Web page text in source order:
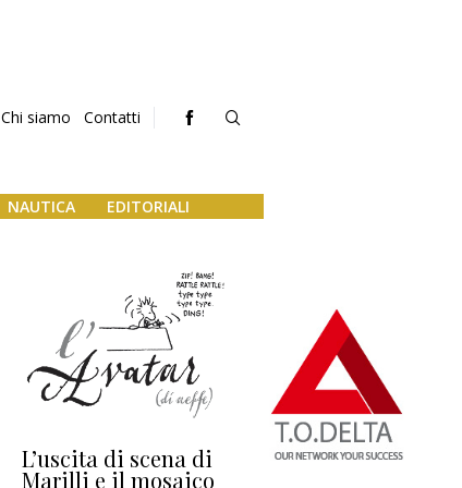
Chi siamo Contatti
NAUTICA EDITORIALI
L’uscita di scena di
Marilli e il mosaico
Darsena a Europa,